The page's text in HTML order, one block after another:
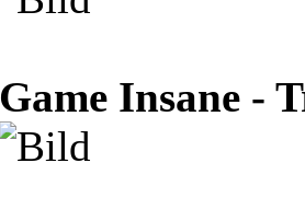
Game Insane -